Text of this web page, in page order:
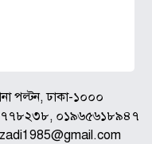
পল্টন, ঢাকা-১০০০
০১৯৬৫৬১৮৯৪৭